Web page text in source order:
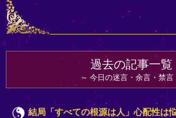
過去の記事一覧
今日の迷言・余言・禁言
結局「すべての根源は人」心配性は